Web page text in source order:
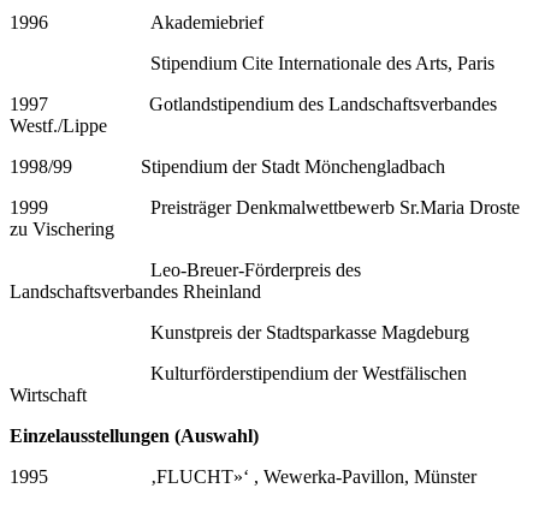
1996
Akademiebrief
Stipendium Cite Internationale des Arts, Paris
1997
Gotlandstipendium des Landschaftsverbandes
Westf./Lippe
1998/99
Stipendium der Stadt Mönchengladbach
1999
Preisträger Denkmalwettbewerb Sr.Maria Droste
zu Vischering
Leo-Breuer-Förderpreis des
Landschaftsverbandes Rheinland
Kunstpreis der Stadtsparkasse Magdeburg
Kulturförderstipendium der Westfälischen
Wirtschaft
Einzelausstellungen (Auswahl)
1995
‚FLUCHT»‘ , Wewerka-Pavillon, Münster